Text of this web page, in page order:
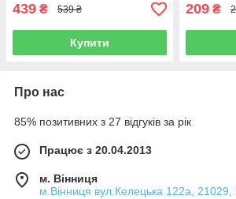
439 ₴ 539 ₴
Купити
209 ₴
Про нас
85% позитивних з 27 відгуків за рік
Працює з 20.04.2013
м. Вінниця
м.Вінниця вул.Келецька 122а, 21029,